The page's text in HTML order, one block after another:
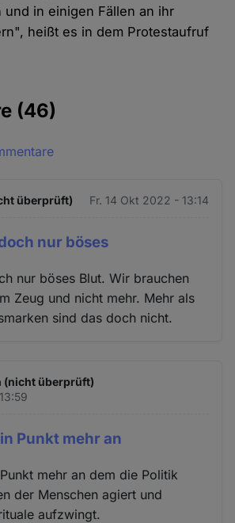
und in einigen Fällen an ihr
heißt es in dem Protestaufruf
(46)
überprüft) Fr. 14 Okt 2022 - 13:14
nur böses
nur böses Blut. Wir brauchen
Zeug und nicht mehr. Mehr als
sind das doch nicht.
(nicht überprüft)
Punkt mehr an
mehr an dem die Politik
der Menschen agiert und
aufzwingt.